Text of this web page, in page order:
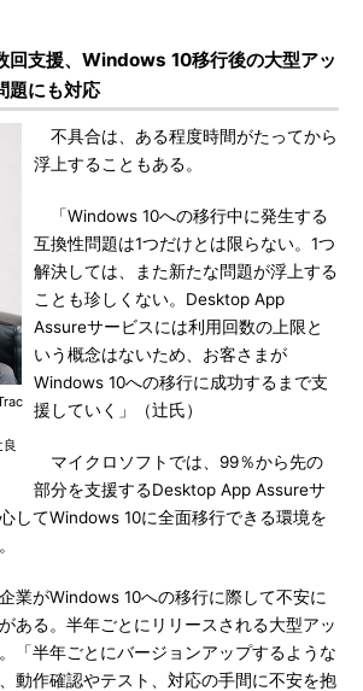
回支援、Windows 10移行後の大型アッ
題にも対応
不具合は、ある程度時間がたってから
浮上することもある。
「Windows 10への移行中に発生する
互換性問題は1つだけとは限らない。1つ
解決しては、また新たな問題が浮上する
ことも珍しくない。Desktop App
Assureサービスには利用回数の上限と
いう概念はないため、お客さまが
Windows 10への移行に成功するまで支
援していく」（辻󠄀氏）
マイクロソフトでは、99％から先の
部分を支援するDesktop App Assureサ
してWindows 10に全面移行できる環境を
業がWindows 10への移行に際して不安に
ある。半年ごとにリリースされる大型アッ
「半年ごとにバージョンアップするような
動作確認やテスト、対応の手間に不安を抱